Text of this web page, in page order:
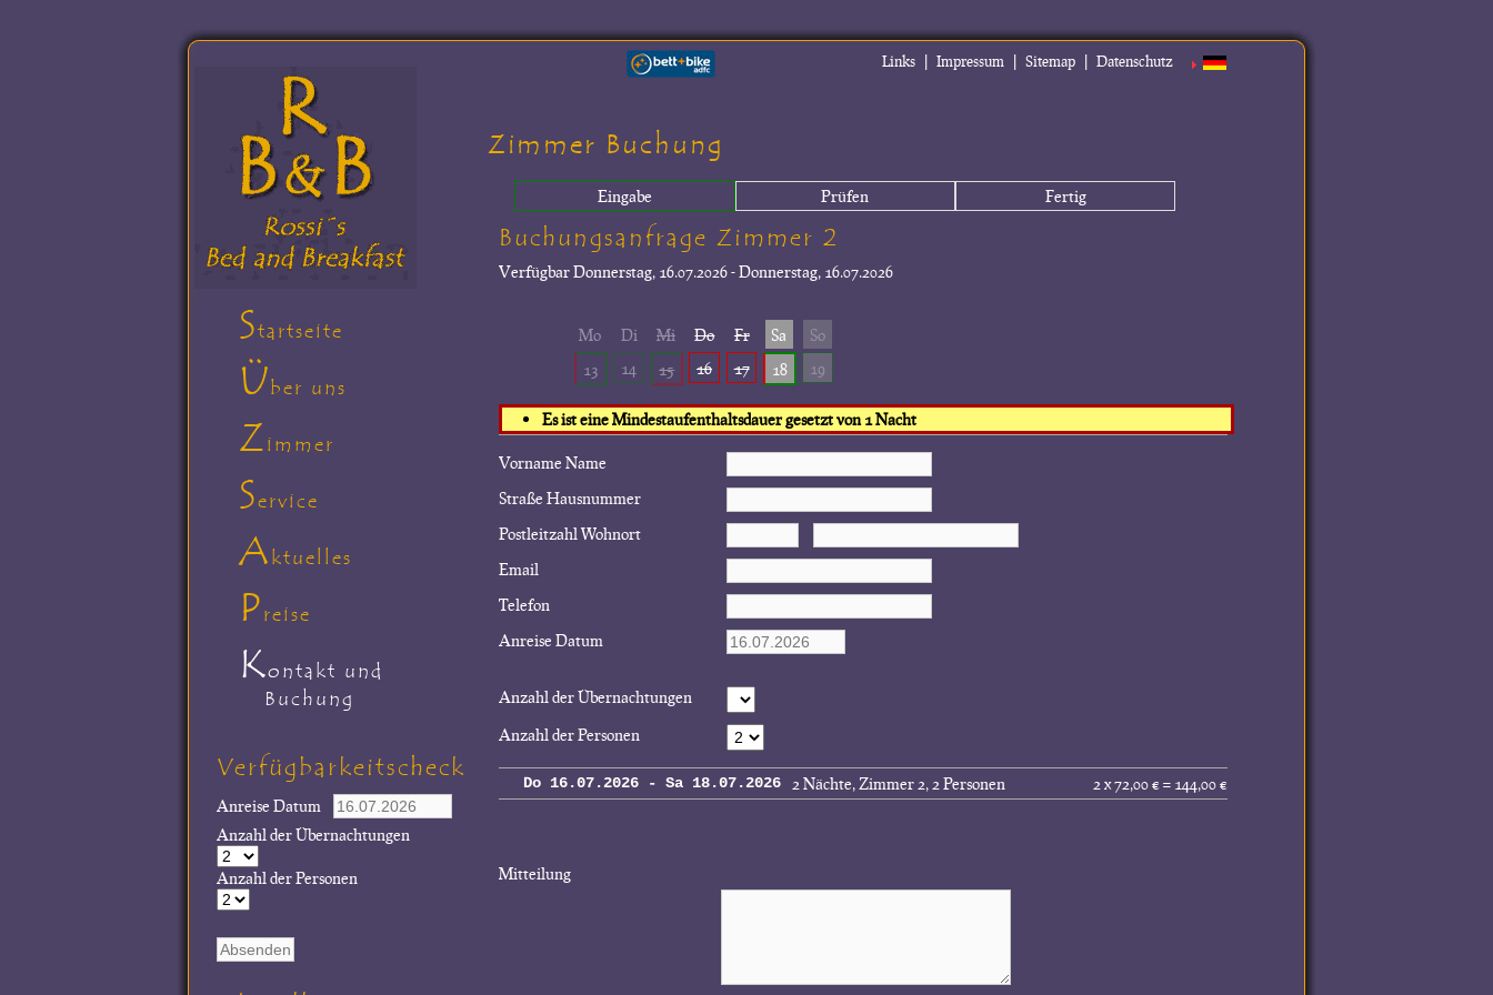
Links | Impressum | Sitemap | Datenschutz
Zimmer Buchung
Eingabe Prüfen Fertig
Buchungsanfrage Zimmer 2
VerfügbarDonnerstag, 16.07.2026 - Donnerstag, 16.07.2026
Mo
13
Di
14
Mi
15
Do
16
Fr
17
Sa
18
So
19
Es ist eine Mindestaufenthaltsdauer gesetzt von 1 Nacht
Vorname Name
Straße Hausnummer
Postleitzahl Wohnort
Email
Telefon
Anreise Datum
Anzahl der Übernachtungen
Anzahl der Personen
2 Nächte, Zimmer 2, 2 Personen 2 x 72,00 € = 144,00 €
Do 16.07.2026 - Sa 18.07.2026
(inkl.
Mitteilung
Startseite
Über uns
Zimmer
Service
Aktuelles
Preise
Kontakt und
Buchung
Verfügbarkeitscheck
Anreise Datum
Anzahl der Übernachtungen
Anzahl der Personen